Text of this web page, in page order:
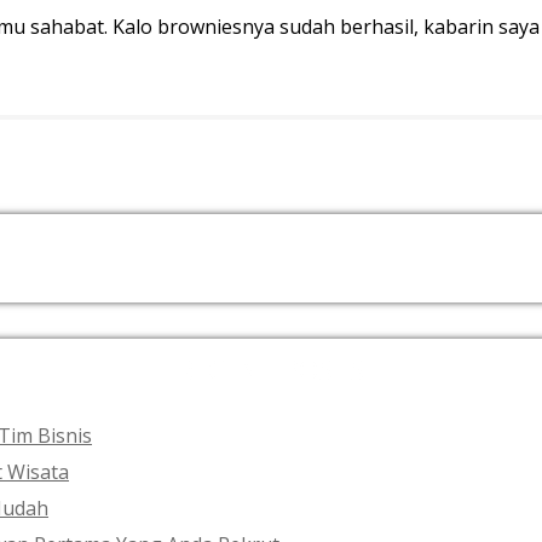
sahabat. Kalo browniesnya sudah berhasil, kabarin
Bisnis